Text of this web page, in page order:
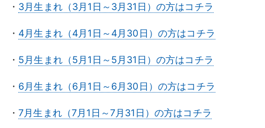
・ 3月生まれ（3月1日～3月31日）の方はコチラ
・ 4月生まれ（4月1日～4月30日）の方はコチラ
・ 5月生まれ（5月1日～5月31日）の方はコチラ
・ 6月生まれ（6月1日～6月30日）の方はコチラ
・7月生まれ（7月1日～7月31日）の方はコチラ